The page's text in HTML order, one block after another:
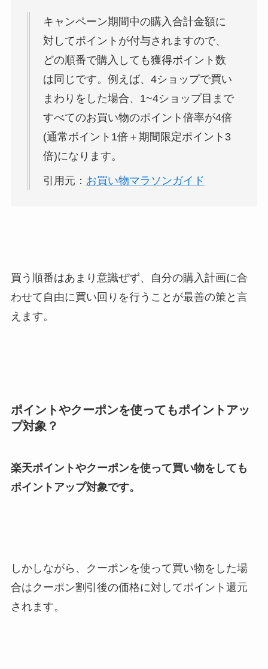
キャンペーン期間中の購入合計金額に
対してポイントが付与されますので、
どの順番で購入しても獲得ポイント数
は同じです。例えば、4ショップで買い
まわりをした場合、1~4ショップ目まで
すべてのお買い物のポイント倍率が4倍
(通常ポイント1倍＋期間限定ポイント3
倍)になります。
引用元： お買い物マラソンガイド
買う順番はあまり意識ぜず、自分の購入計画に合
わせて自由に買い回りを行うことが最善の策と言
えます。
ポイントやクーポンを使ってもポイントアッ
プ対象？
楽天ポイントやクーポンを使って買い物をしても
ポイントアップ対象です。
しかしながら、クーポンを使って買い物をした場
合はクーポン割引後の価格に対してポイント還元
されます。